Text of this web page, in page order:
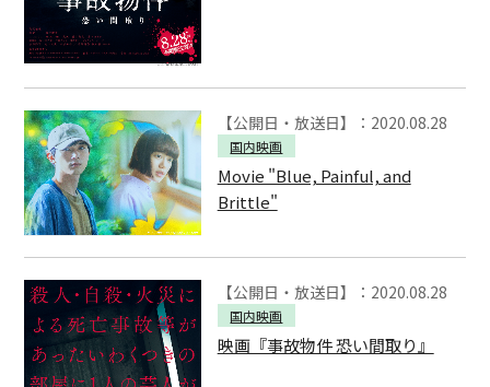
【公開日・放送日】：2020.08.28
国内映画
Movie "Blue, Painful, and
Brittle"
【公開日・放送日】：2020.08.28
国内映画
映画『事故物件 恐い間取り』